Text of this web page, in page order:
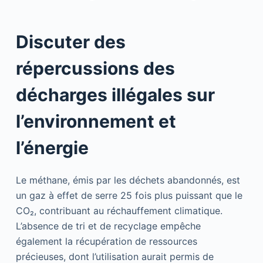
Discuter des
répercussions des
décharges illégales sur
l’environnement et
l’énergie
Le méthane, émis par les déchets abandonnés, est
un gaz à effet de serre 25 fois plus puissant que le
CO₂, contribuant au réchauffement climatique.
L’absence de tri et de recyclage empêche
également la récupération de ressources
précieuses, dont l’utilisation aurait permis de